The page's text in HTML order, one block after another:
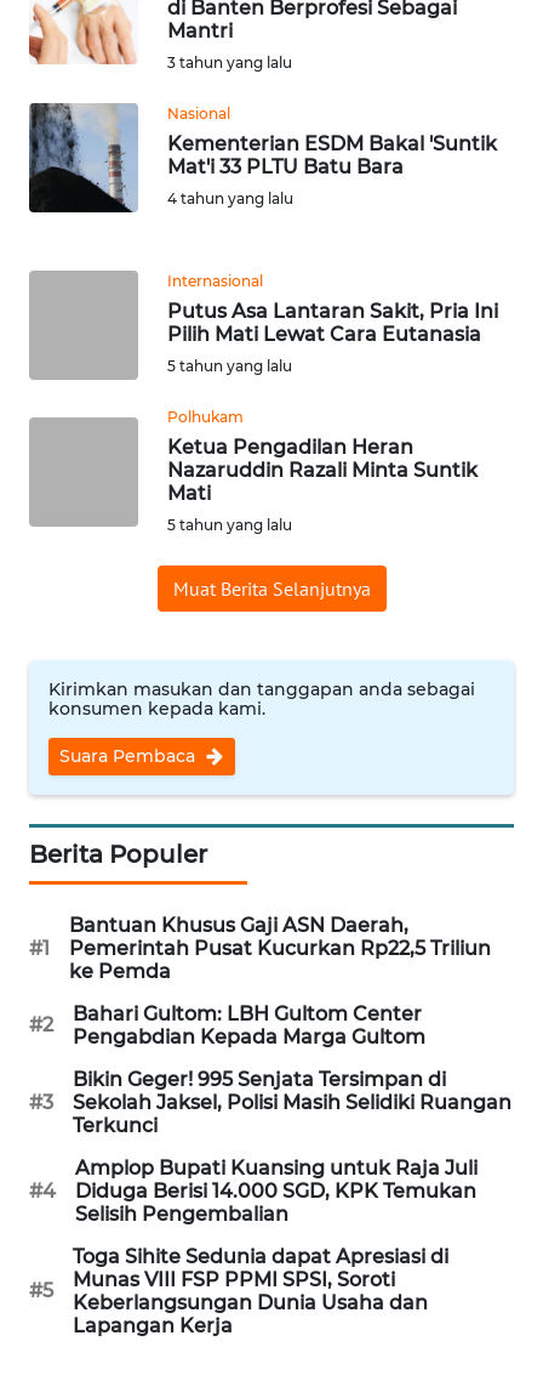
di Banten Berprofesi Sebagai
Mantri
3 tahun yang lalu
Nasional
Kementerian ESDM Bakal 'Suntik
Mat'i 33 PLTU Batu Bara
4 tahun yang lalu
Internasional
Putus Asa Lantaran Sakit, Pria Ini
Pilih Mati Lewat Cara Eutanasia
5 tahun yang lalu
Polhukam
Ketua Pengadilan Heran
Nazaruddin Razali Minta Suntik
Mati
5 tahun yang lalu
Muat Berita Selanjutnya
Kirimkan masukan dan tanggapan anda sebagai
konsumen kepada kami.
Suara Pembaca
Berita Populer
#1
Bantuan Khusus Gaji ASN Daerah,
Pemerintah Pusat Kucurkan Rp22,5 Triliun
ke Pemda
#2
Bahari Gultom: LBH Gultom Center
Pengabdian Kepada Marga Gultom
#3
Bikin Geger! 995 Senjata Tersimpan di
Sekolah Jaksel, Polisi Masih Selidiki Ruangan
Terkunci
#4
Amplop Bupati Kuansing untuk Raja Juli
Diduga Berisi 14.000 SGD, KPK Temukan
Selisih Pengembalian
#5
Toga Sihite Sedunia dapat Apresiasi di
Munas VIII FSP PPMI SPSI, Soroti
Keberlangsungan Dunia Usaha dan
Lapangan Kerja
KAMI
MEDIA
SIBER
KARIR
News
SUMUT
WN
JABAR
WN
BANTEN
WN
NTT
WN
KEPRI
WN
PAPUA
WN
PAPUA
BARAT
WN
RIAU
WN